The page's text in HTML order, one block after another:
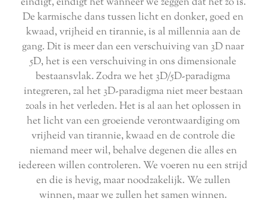
De karmische dans tussen licht en donker, goed en
kwaad, vrijheid en tirannie, is al millennia aan de
gang. Dit is meer dan een verschuiving van 3D naar
5D, het is een verschuiving in ons dimensionale
bestaansvlak. Zodra we het 3D/5D-paradigma
integreren, zal het 3D-paradigma niet meer bestaan
zoals in het verleden. Het is al aan het oplossen in
het licht van een groeiende verontwaardiging om
vrijheid van tirannie, kwaad en de controle die
niemand meer wil, behalve degenen die alles en
iedereen willen controleren. We voeren nu een strijd
en die is hevig, maar noodzakelijk. We zullen
winnen, maar we zullen het samen winnen.